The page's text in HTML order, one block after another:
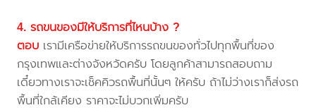
4. รถขนของมีให้บริการที่ไหนบ้าง ?
ตอบ เรามีเครือข่ายให้บริการรถขนของทั่วไปทุกพื้นที่ของ
กรุงเทพและต่างจังหวัดครับ โดยลูกค้าสามารถสอบถาม
เดี๋ยวทางเราจะเช็คคิวรถพื้นที่นั้นๆ ให้ครับ ถ้าไม่ว่างเราก็ส่งรถ
พื้นที่ใกล้เคียง ราคาจะไม่บวกเพิ่มครับ